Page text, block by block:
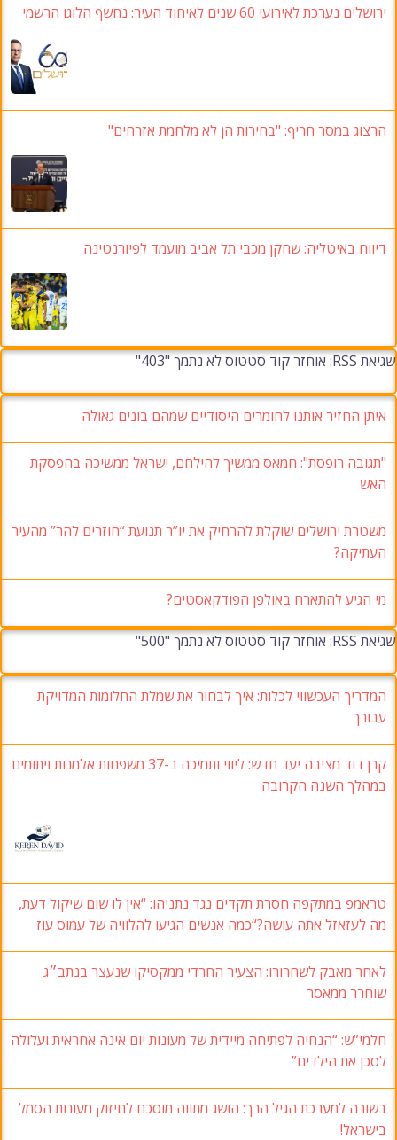
ירושלים נערכת לאירועי 60 שנים לאיחוד העיר: נחשף הלוגו הרשמי
הרצוג במסר חריף: "בחירות הן לא מלחמת אזרחים"
דיווח באיטליה: שחקן מכבי תל אביב מועמד לפיורנטינה
שגיאת RSS: אוחזר קוד סטטוס לא נתמך "403"
איתן החזיר אותנו לחומרים היסודיים שמהם בונים גאולה
"תגובה רופסת": חמאס ממשיך להילחם, ישראל ממשיכה בהפסקת
האש
משטרת ירושלים שוקלת להרחיק את יו”ר תנועת “חוזרים להר” מהעיר
העתיקה?
מי הגיע להתארח באולפן הפודקאסטים?
שגיאת RSS: אוחזר קוד סטטוס לא נתמך "500"
המדריך העכשווי לכלות: איך לבחור את שמלת החלומות המדויקת
עבורך
קרן דוד מציבה יעד חדש: ליווי ותמיכה ב-37 משפחות אלמנות ויתומים
במהלך השנה הקרובה
טראמפ במתקפה חסרת תקדים נגד נתניהו: “אין לו שום שיקול דעת,
מה לעזאזל אתה עושה?“כמה אנשים הגיעו להלוויה של עמוס עוז
לאחר מאבק לשחרורו: הצעיר החרדי ממקסיקו שנעצר בנתב״ג
שוחרר ממאסר
חלמי”ש: “הנחיה לפתיחה מיידית של מעונות יום אינה אחראית ועלולה
לסכן את הילדים”
בשורה למערכת הגיל הרך: הושג מתווה מוסכם לחיזוק מעונות הסמל
בישראל!